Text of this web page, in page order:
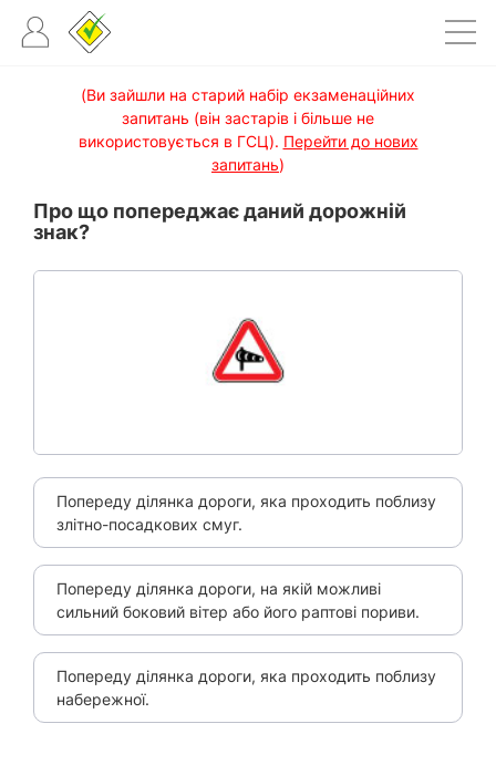
(Ви зайшли на старий набір екзаменаційних
запитань (він застарів і більше не
використовується в ГСЦ). Перейти до нових
запитань)
Про що попереджає даний дорожній
знак?
Попереду ділянка дороги, яка проходить поблизу
злітно-посадкових смуг.
Попереду ділянка дороги, на якій можливі
сильний боковий вітер або його раптові пориви.
Попереду ділянка дороги, яка проходить поблизу
набережної.